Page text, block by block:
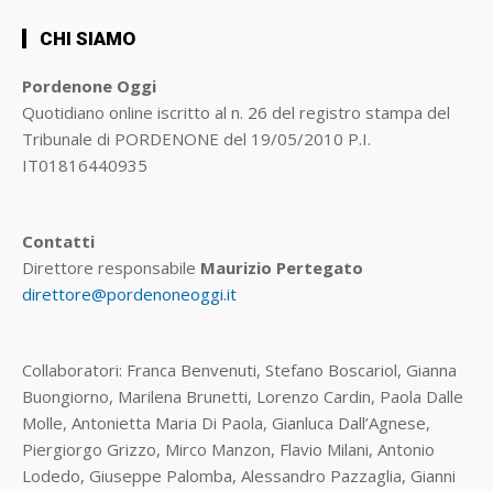
CHI SIAMO
Pordenone Oggi
Quotidiano online iscritto al n. 26 del registro stampa del
Tribunale di PORDENONE del 19/05/2010 P.I.
IT01816440935
Contatti
Direttore responsabile Maurizio Pertegato
direttore@pordenoneoggi.it
Collaboratori: Franca Benvenuti, Stefano Boscariol, Gianna
Buongiorno, Marilena Brunetti, Lorenzo Cardin, Paola Dalle
Molle, Antonietta Maria Di Paola, Gianluca Dall’Agnese,
Piergiorgo Grizzo, Mirco Manzon, Flavio Milani, Antonio
Lodedo, Giuseppe Palomba, Alessandro Pazzaglia, Gianni